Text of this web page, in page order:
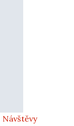
Návštěvy